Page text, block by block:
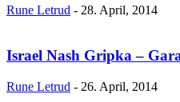
Rune Letrud - 28. April, 2014
Israel Nash Gripka –
Rune Letrud - 26. April, 2014